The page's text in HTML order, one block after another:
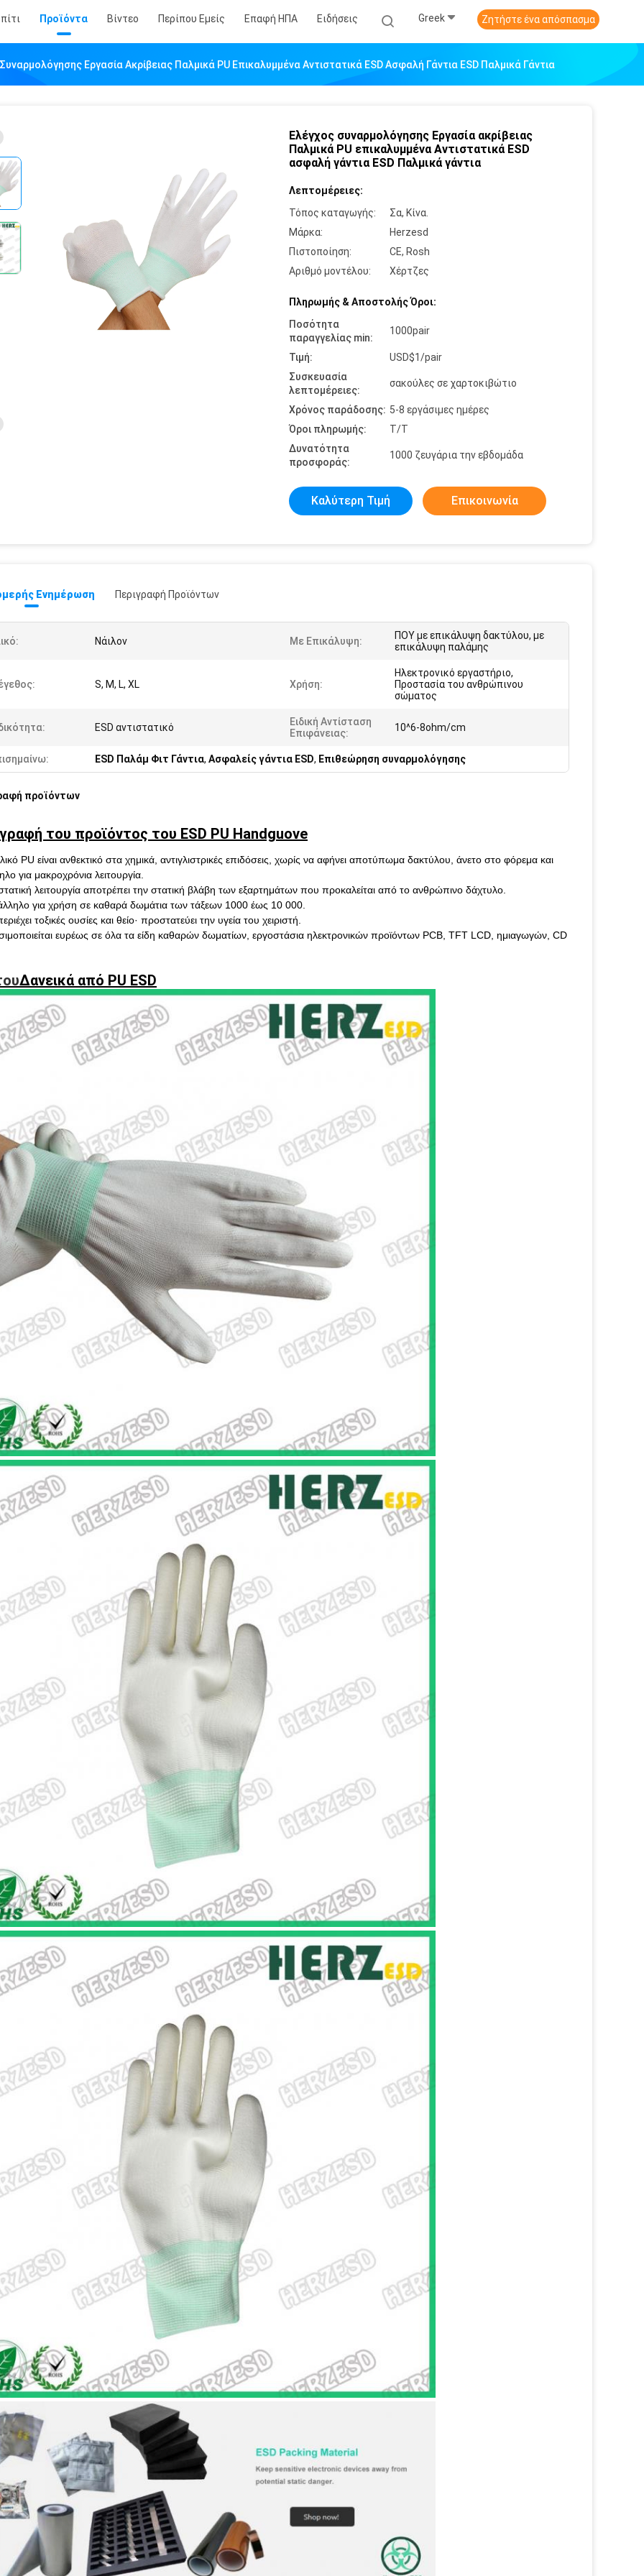
Προϊόντα Βίντεο Περίπου Εμείς Επαφή ΗΠΑ Ειδήσεις Greek Ζητήστε ένα απόσπασμα
Εργασία Ακρίβειας Παλμικά PU Επικαλυμμένα Αντιστατικά ESD Ασφαλή Γάντια ESD Παλμικά Γάντια
Ελέγχος συναρμολόγησης Εργασία ακρίβειας
Παλμικά PU επικαλυμμένα Αντιστατικά ESD
ασφαλή γάντια ESD Παλμικά γάντια
Λεπτομέρειες:
Τόπος καταγωγής:
Σα, Κίνα.
Μάρκα:
Herzesd
Πιστοποίηση:
CE, Rosh
Αριθμό μοντέλου:
Χέρτζες
Πληρωμής & Αποστολής Όροι:
Ποσότητα
παραγγελίας min:
1000pair
Τιμή:
USD$1/pair
Συσκευασία
λεπτομέρειες:
σακούλες σε χαρτοκιβώτιο
Χρόνος παράδοσης: 5-8 εργάσιμες ημέρες
Όροι πληρωμής:
Τ/Τ
Δυνατότητα
προσφοράς:
1000 ζευγάρια την εβδομάδα
Καλύτερη Τιμή Επικοινωνία
Ενημέρωση Περιγραφή Προϊόντων
Νάιλον Με Επικάλυψη:
ΠΟΥ με επικάλυψη δακτύλου, με
επικάλυψη παλάμης
S, M, L, XL Χρήση:
Ηλεκτρονικό εργαστήριο,
Προστασία του ανθρώπινου
σώματος
ESD αντιστατικό
Ειδική Αντίσταση
Επιφάνειας:
10^6-8ohm/cm
ESD Παλάμ Φιτ Γάντια, Ασφαλείς γάντια ESD, Επιθεώρηση συναρμολόγησης
προϊόντων
του προϊόντος του ESD PU Handguove
PU είναι ανθεκτικό στα χημικά, αντιγλιστρικές επιδόσεις, χωρίς να αφήνει αποτύπωμα δακτύλου, άνετο στο φόρεμα και
για μακροχρόνια λειτουργία.
λειτουργία αποτρέπει την στατική βλάβη των εξαρτημάτων που προκαλείται από το ανθρώπινο δάχτυλο.
για χρήση σε καθαρά δωμάτια των τάξεων 1000 έως 10 000.
τοξικές ουσίες και θείο· προστατεύει την υγεία του χειριστή.
ευρέως σε όλα τα είδη καθαρών δωματίων, εργοστάσια ηλεκτρονικών προϊόντων PCB, TFT LCD, ημιαγωγών, CD
Δανεικά από PU ESD